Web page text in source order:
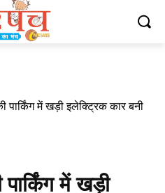
पार्किंग में खड़ी इलेक्ट्रिक कार बनी
में खड़ी